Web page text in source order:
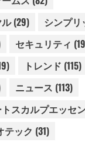
(29) シンプリ
セキュリティ
トレンド (115)
ニュース (113)
スカルプエッセ
テック (31)